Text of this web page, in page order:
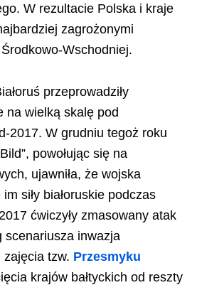
W rezultacie Polska i kraje
zagrożonymi
Wschodniej.
przeprowadziły
na wielką skalę pod
2017. W grudniu tegoż roku
powołując się na
ujawniła, że wojska
siły białoruskie podczas
ćwiczyły zmasowany atak
scenariusza inwazja
zajęcia tzw. Przesmyku
krajów bałtyckich od reszty